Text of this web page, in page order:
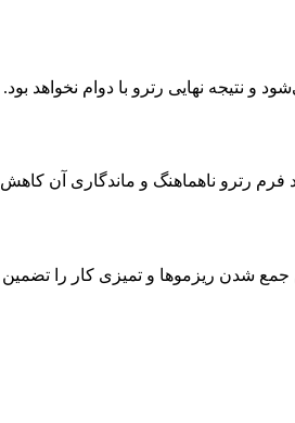
نتیجه نهایی رترو با دوام نخواهد بود.
رترو ناهماهنگ و ماندگاری آن کاهش
شدن ریزموها و تمیزی کار را